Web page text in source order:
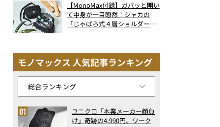
【MonoMax付録】ガバッと開い
て中身が一目瞭然！シャカの
「じゃばら式４層ショルダーバ
モノマックス 人気記事ランキング
ユニクロ「本業メーカー顔負
け」奇跡の4,990円、ワーク